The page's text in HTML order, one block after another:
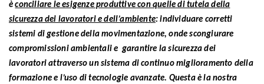
èconciliare le esigenze produttive con quelle di tutela della
sicurezza dei lavoratori e dell’ambiente: individuare corretti
sistemi di gestione della movimentazione, onde scongiurare
compromissioni ambientali e garantire la sicurezza dei
lavoratori attraverso un sistema di continuo miglioramento della
formazione e l’uso di tecnologie avanzate. Questa è la nostra